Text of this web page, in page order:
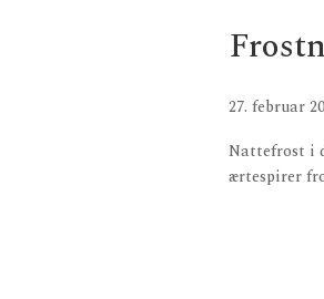
27. februar
Nattefrost i
ærtespirer